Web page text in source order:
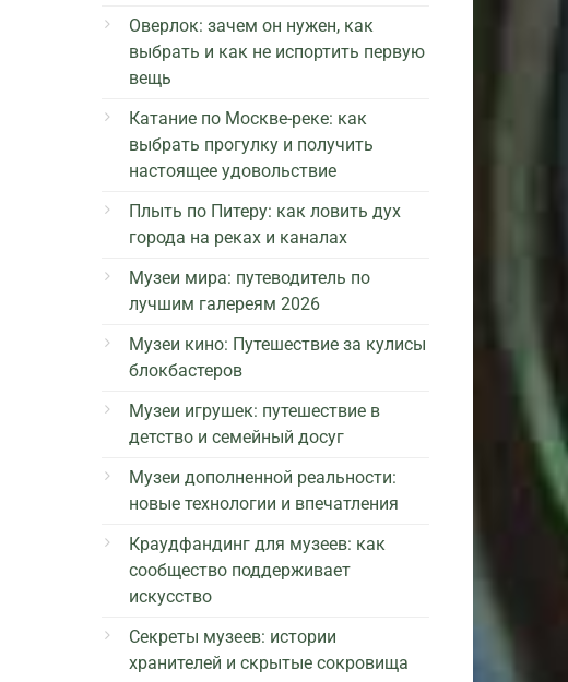
Оверлок: зачем он нужен, как
выбрать и как не испортить первую
вещь
Катание по Москве-реке: как
выбрать прогулку и получить
настоящее удовольствие
Плыть по Питеру: как ловить дух
города на реках и каналах
Музеи мира: путеводитель по
лучшим галереям 2026
Музеи кино: Путешествие за кулисы
блокбастеров
Музеи игрушек: путешествие в
детство и семейный досуг
Музеи дополненной реальности:
новые технологии и впечатления
Краудфандинг для музеев: как
сообщество поддерживает
искусство
Секреты музеев: истории
хранителей и скрытые сокровища